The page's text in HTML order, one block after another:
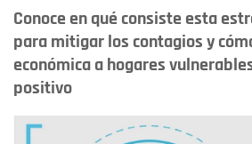
Conoce en qué consiste esta
para mitigar los contagios y
económica a hogares
positivo